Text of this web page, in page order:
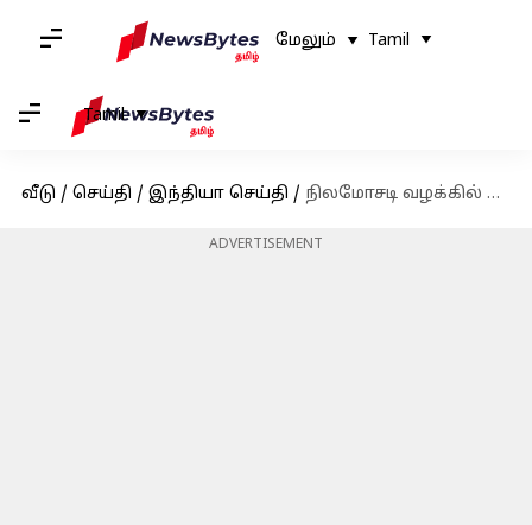
மேலும் Tamil
Tamil
வீடு / செய்தி / இந்தியா செய்தி / நிலமோசடி வழக்கில் கர்நாடக முதல்வர் சித்தராமையா மீது வழக்கு தொடர ஆளுநர் அனுமதி
ADVERTISEMENT